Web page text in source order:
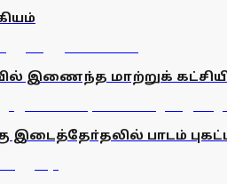
இணைந்த மாற்றுக்
இடைத்தோ்தலில் பாடம்